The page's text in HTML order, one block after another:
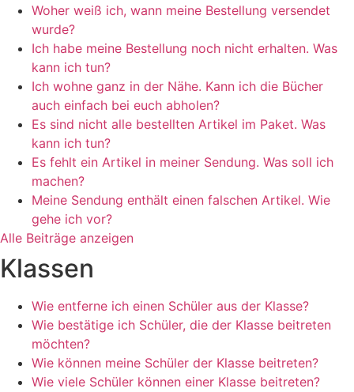
Woher weiß ich, wann meine Bestellung versendet
wurde?
Ich habe meine Bestellung noch nicht erhalten. Was
kann ich tun?
Ich wohne ganz in der Nähe. Kann ich die Bücher
auch einfach bei euch abholen?
Es sind nicht alle bestellten Artikel im Paket. Was
kann ich tun?
Es fehlt ein Artikel in meiner Sendung. Was soll ich
machen?
Meine Sendung enthält einen falschen Artikel. Wie
gehe ich vor?
Alle Beiträge anzeigen
Klassen
Wie entferne ich einen Schüler aus der Klasse?
Wie bestätige ich Schüler, die der Klasse beitreten
möchten?
Wie können meine Schüler der Klasse beitreten?
Wie viele Schüler können einer Klasse beitreten?